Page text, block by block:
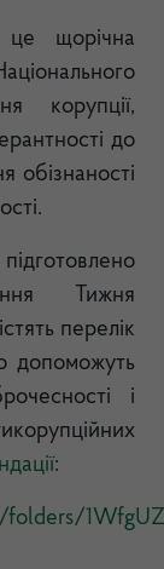
це щорічна
корупції,
до
обізнаності
Тижня
перелік
допоможуть
і
: